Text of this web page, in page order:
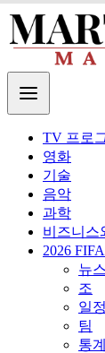
TV 프로
영화
기술
음악
과학
비즈니스
2026
뉴스
조
일정
팀
통계